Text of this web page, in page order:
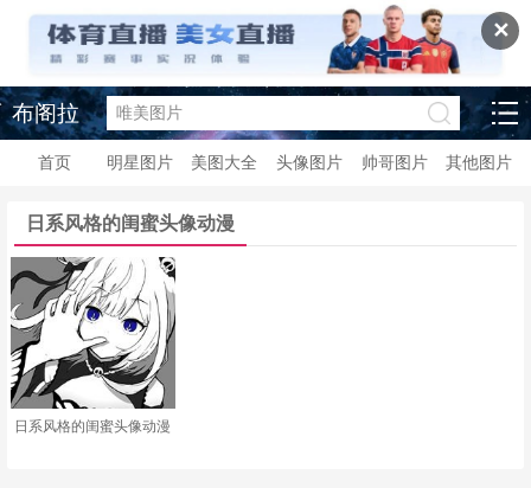
✕
布阁拉
首页 明星图片 美图大全 头像图片 帅哥图片 其他图片
日系风格的闺蜜头像动漫
日系风格的闺蜜头像动漫